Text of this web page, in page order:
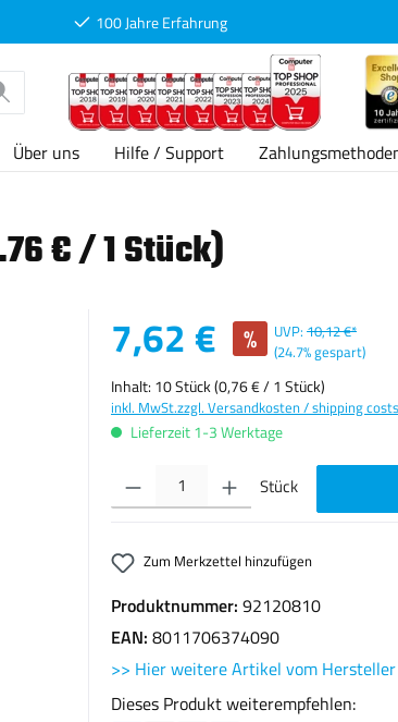
100 Jahre Erfahrung
Über uns Hilfe / Support
€ / 1 Stück)
Verkaufspreis:
7,62 € % UVP: 10,12 €*
(24.7% gespart)
Inhalt: 10 Stück(0,76 € / 1 Stück)
inkl. MwSt.zzgl. Versandkosten / shipping costs
Lieferzeit 1-3 Werktage
Produkt Anzahl: Gib den gewünschten Wert ein
Stück
Zum Merkzettel hinzufügen
Produktnummer: 92120810
EAN: 8011706374090
>> Hier weitere Artikel vom
Dieses Produkt weiterempfehlen: